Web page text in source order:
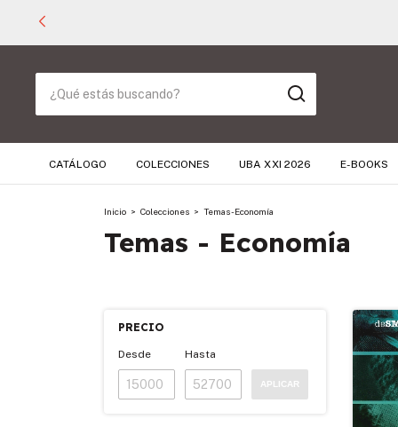
CATÁLOGO COLECCIONES UBA XXI 2026 E-BOOKS
Inicio > Colecciones > Temas - Economía
Temas - Economía
PRECIO
Desde Hasta
APLICAR